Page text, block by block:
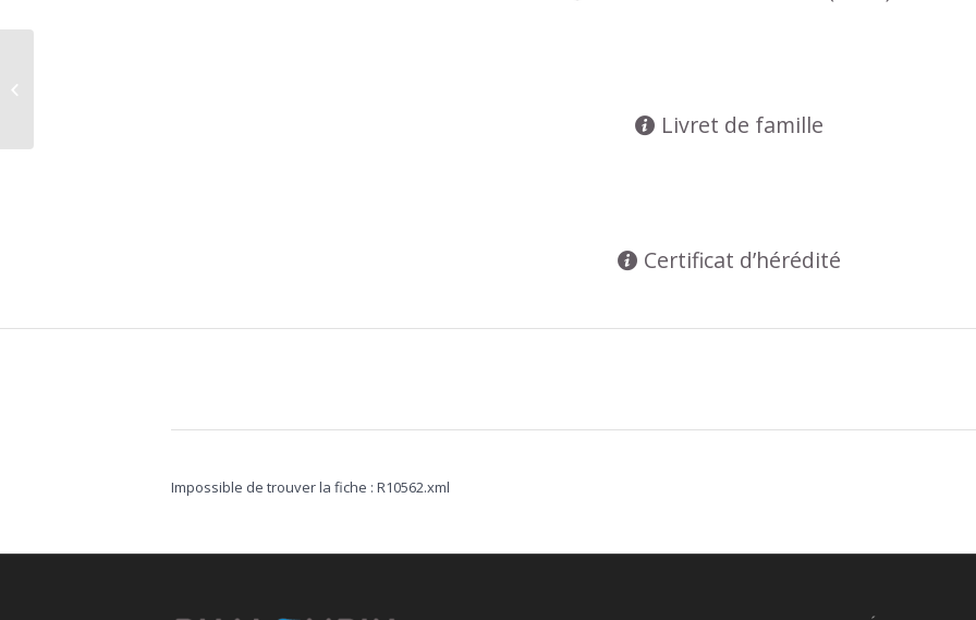
Livret de famille
Certificat d’hérédité
Impossible de trouver la fiche : R10562.xml